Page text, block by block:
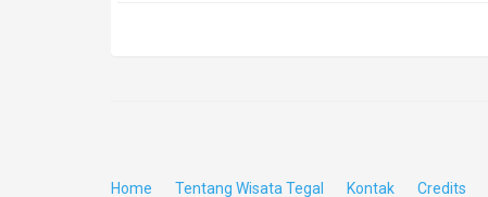
Home Tentang Wisata Tegal Kontak Credits